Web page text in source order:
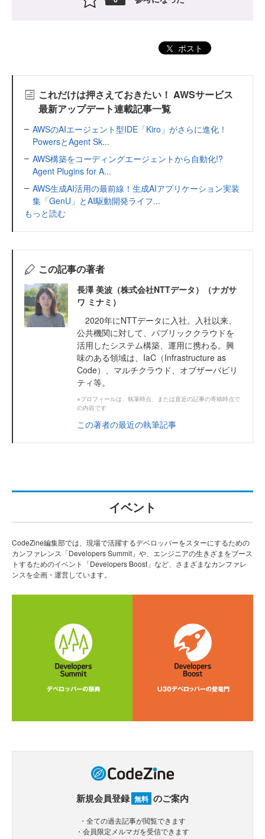
ポスト
これだけは押さえておきたい！ AWSサービス
最新アップデート連載記事一覧
AWSのAIエージェント型IDE「Kiro」がさらに進化！
PowersとAgent Sk...
AWS構築をコーディングエージェントから自動化!?
Agent Plugins for A...
AWS生成AI活用の最前線！生成AIアプリケーション実装
集「GenU」とAI駆動開発ライフ...
もっと読む
この記事の著者
長澤 美波（株式会社NTTデータ）（ナガサ
ワ ミナミ）
2020年にNTTデータに入社。入社以来、
公共機関に対して、パブリッククラウドを
活用したシステム構築、運用に携わる。興
味のある領域は、IaC（Infrastructure as
Code）、マルチクラウド、オブザーバビリ
ティ等。
※プロフィールは、執筆時点、または直近の記事の寄稿時点で
の内容です
この著者の最近の執筆記事
イベント
CodeZine編集部では、現場で活躍するデベロッパーをスターにするための
カンファレンス「Developers Summit」や、エンジニアの生きざまをブース
トするためのイベント「Developers Boost」など、さまざまなカンファレ
ンスを企画・運営しています。
新規会員登録 無料 のご案内
・全ての過去記事が閲覧できます
・会員限定メルマガを受信できます